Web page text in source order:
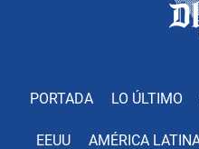
PORTADA LO ÚLTIMO
EEUU AMÉRICA